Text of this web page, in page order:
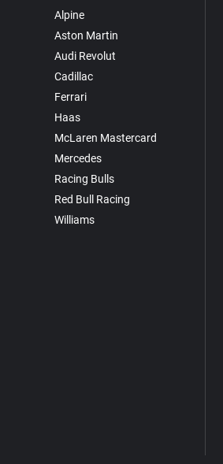
Alpine
Aston Martin
Audi Revolut
Cadillac
Ferrari
Haas
McLaren Mastercard
Mercedes
Racing Bulls
Red Bull Racing
Williams